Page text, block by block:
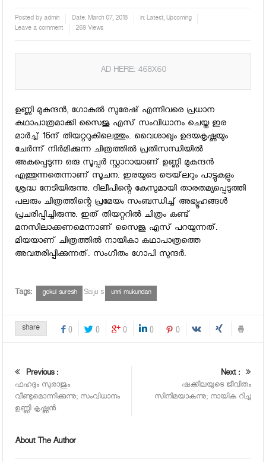
Posted byadmin Date:March 07, 2018 in:Latest,Upcoming
Leave a comment
269 Views
AD HERE: 468X60
ഉണ്ണി മുകുന്ദന്‍, ഗോകുല്‍ സുരേഷ് എന്നിവരെ പ്രധാന
കഥാപാത്രമാക്കി സൈജു എസ് സംവിധാനം ചെയ്ത ഇര
മാര്‍ച്ച് 16ന് തിയറ്ററുകിലെത്തും. വൈശാഖും ഉദയകൃഷ്ണയും
ചേര്‍ന്ന് നിര്‍മിക്കുന്ന ചിത്രത്തില്‍ പ്രതിസന്ധിയില്‍
അകപ്പെടുന്ന ഒരു സൂപ്പര്‍ സ്റ്റാറായാണ് ഉണ്ണി മുകുന്ദന്‍
എത്തുന്നതെന്നാണ് സൂചന. ഇരയുടെ ട്രെയ്‌ലറും പാട്ടുകളും
ശ്രദ്ധ നേടിയിരുന്നു. ദിലീപിന്റെ കേസുമായി താരതമ്യപ്പെടുത്തി
പലരും ചിത്രത്തിന്റെ പ്രമേയം സംബന്ധിച്ച് അഭ്യൂഹങ്ങള്‍
പ്രചരിപ്പിച്ചിരുന്നു. ഇത് തിയറ്ററില്‍ ചിത്രം കണ്ട്
മനസിലാക്കണമെന്നാണ് സൈജു എസ് പറയുന്നത്.
മിയയാണ് ചിത്രത്തില്‍ നായികാ കഥാപാത്രത്തെ
അവതരിപ്പിക്കുന്നത്. സംഗീതം ഗോപി സുന്ദര്‍.
Tags: gokul suresh Saiju s unni mukundan
share 0 0 0 0 0
Previous :
ഫഹദും സുരാജും
വീണ്ടുമൊന്നിക്കുന്നു; സംവിധാനം
ഉണ്ണി കൃഷ്ണന്‍
Next :
ഷക്കീലയുടെ ജീവിതം
സിനിമയാകുന്നു; നായിക റിച്ച
About The Author